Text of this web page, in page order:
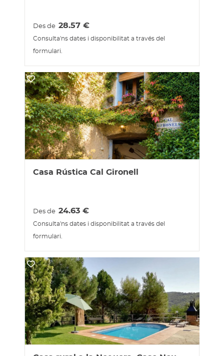
Des de 28.57€
Consulta'ns dates i disponibilitat a través del
formulari.
Casa Rústica Cal Gironell
Des de 24.63€
Consulta'ns dates i disponibilitat a través del
formulari.